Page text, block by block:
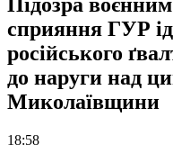
Підозра
сприяння ГУР
російського
до наруги над
Миколаївщини
18:58